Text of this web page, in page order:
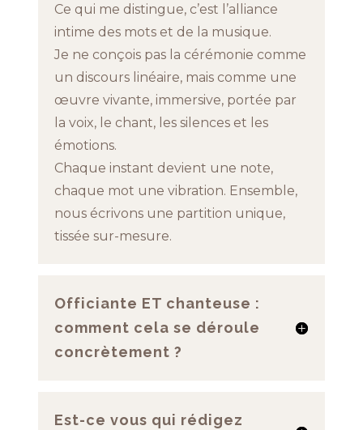
Ce qui me distingue, c’est l’alliance
intime des mots et de la musique.
Je ne conçois pas la cérémonie comme
un discours linéaire, mais comme une
œuvre vivante, immersive, portée par
la voix, le chant, les silences et les
émotions.
Chaque instant devient une note,
chaque mot une vibration. Ensemble,
nous écrivons une partition unique,
tissée sur-mesure.
Officiante ET chanteuse :
comment cela se déroule
concrètement ?
Est-ce vous qui rédigez